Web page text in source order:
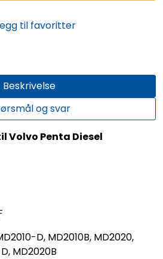
til favoritter
Beskrivelse
og svar
Penta Diesel
D, MD2010B, MD2020,
MD2020B